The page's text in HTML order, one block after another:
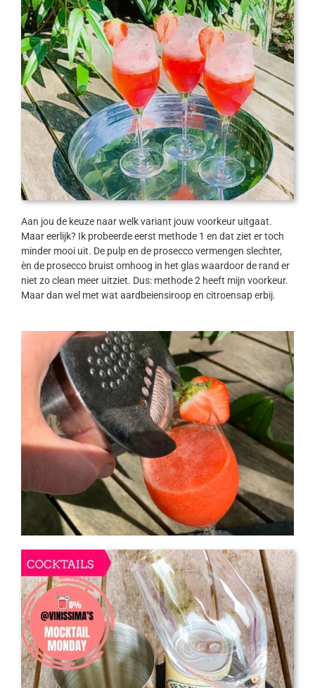
Aan jou de keuze naar welk variant jouw voorkeur uitgaat.
Maar eerlijk? Ik probeerde eerst methode 1 en dat ziet er toch
minder mooi uit. De pulp en de prosecco vermengen slechter,
èn de prosecco bruist omhoog in het glas waardoor de rand er
niet zo clean meer uitziet. Dus: methode 2 heeft mijn voorkeur.
Maar dan wel met wat aardbeiensiroop en citroensap erbij.